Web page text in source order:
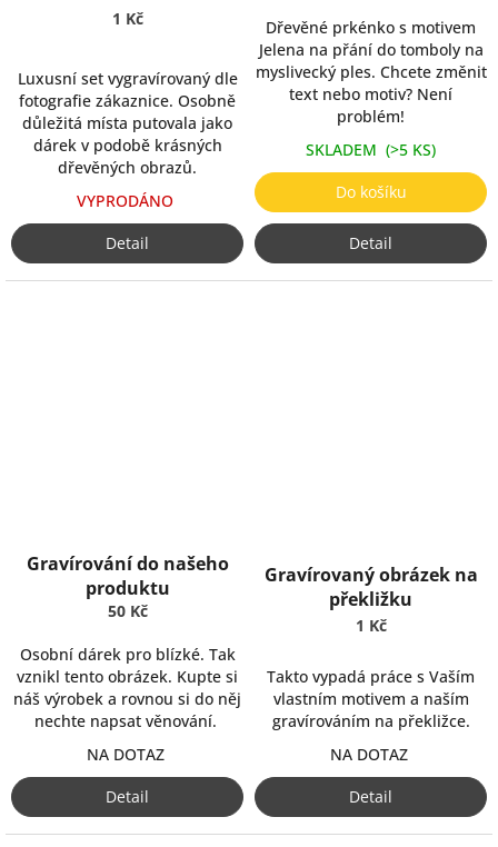
1 Kč
Luxusní set vygravírovaný dle
fotografie zákaznice. Osobně
důležitá místa putovala jako
dárek v podobě krásných
dřevěných obrazů.
VYPRODÁNO
Detail
Dřevěné prkénko s motivem
Jelena na přání do tomboly na
myslivecký ples. Chcete změnit
text nebo motiv? Není
problém!
SKLADEM (>5 KS)
Do košíku
Detail
Gravírování do našeho
produktu
50 Kč
Osobní dárek pro blízké. Tak
vznikl tento obrázek. Kupte si
náš výrobek a rovnou si do něj
nechte napsat věnování.
NA DOTAZ
Detail
Gravírovaný obrázek na
překližku
1 Kč
Takto vypadá práce s Vaším
vlastním motivem a naším
gravírováním na překližce.
NA DOTAZ
Detail